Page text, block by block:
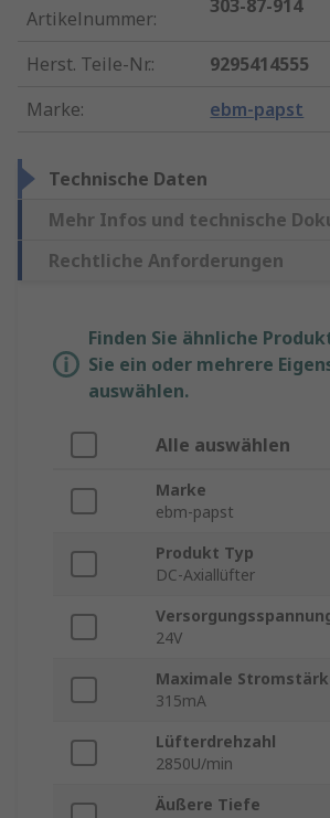
Artikelnummer:
303-87-914
Herst. Teile-Nr.:
9295414555
Marke: ebm-papst
Technische Daten
Mehr Infos und technische
Rechtliche Anforderungen
Finden Sie ähnliche
Sie ein oder mehrere
auswählen.
Alle auswählen
Marke
ebm-papst
Produkt Typ
DC-Axiallüfter
24V
Maximale
315mA
Lüfterdrehzahl
2850U/min
Äußere Tiefe